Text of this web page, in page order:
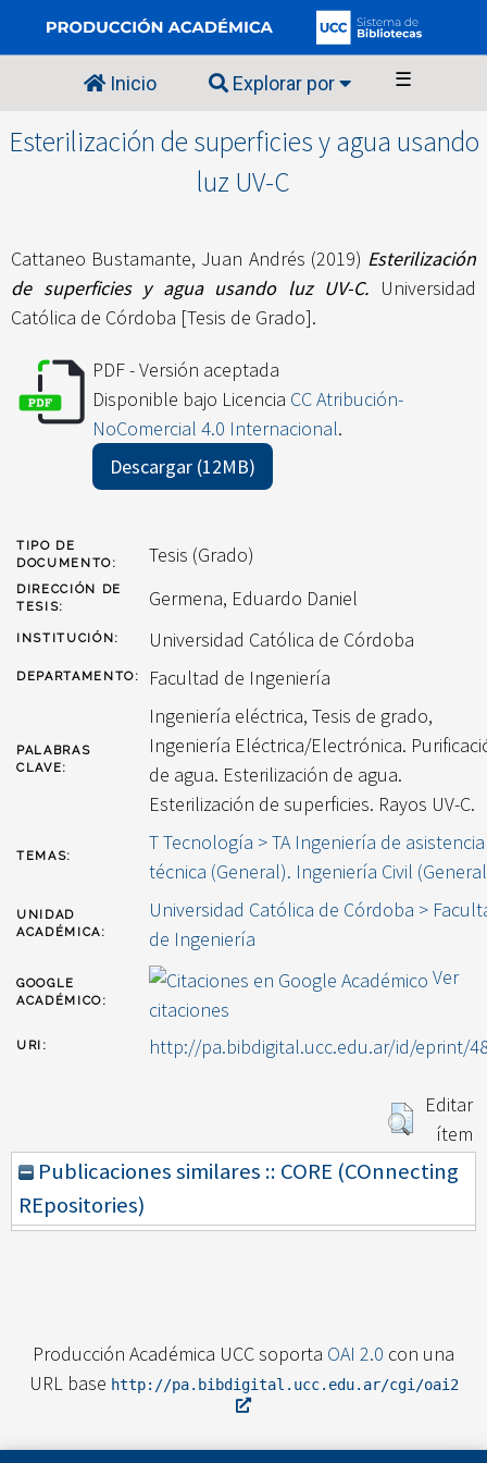
Inicio Explorar por ☰
Esterilización de superficies y agua usando
luz UV-C
Cattaneo Bustamante, Juan Andrés (2019) Esterilización
de superficies y agua usando luz UV-C. Universidad
Católica de Córdoba [Tesis de Grado].
PDF - Versión aceptada
Disponible bajo Licencia CC Atribución-
NoComercial 4.0 Internacional.
Descargar (12MB)
TIPO DE
DOCUMENTO:
Tesis (Grado)
DIRECCIÓN DE
TESIS:
Germena, Eduardo Daniel
INSTITUCIÓN: Universidad Católica de Córdoba
DEPARTAMENTO: Facultad de Ingeniería
PALABRAS
CLAVE:
Ingeniería eléctrica, Tesis de grado,
Ingeniería Eléctrica/Electrónica.
de agua. Esterilización de agua.
Esterilización de superficies. Rayos UV-C.
TEMAS:
T Tecnología > TA Ingeniería de asistencia
técnica (General). Ingeniería Civil
UNIDAD
ACADÉMICA:
Universidad Católica de Córdoba >
de Ingeniería
GOOGLE
ACADÉMICO:
Ver
citaciones
URI: http://pa.bibdigital.ucc.edu.ar/id/eprint/
Editar
ítem
Publicaciones similares :: CORE (COnnecting
REpositories)
Producción Académica UCC soporta OAI 2.0 con una
URL base http://pa.bibdigital.ucc.edu.ar/cgi/oai2